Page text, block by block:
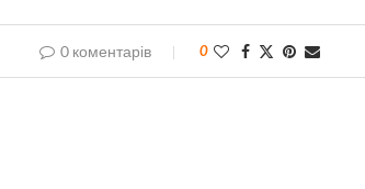
0 коментарів 0